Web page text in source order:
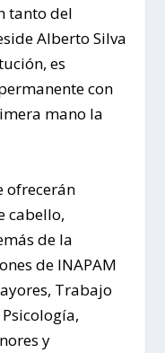
tanto del
Alberto Silva
es
con
mano la
ofrecerán
cabello,
de la
de INAPAM
Trabajo
y